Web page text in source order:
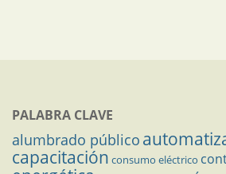
PALABRA CLAVE
alumbrado público
capacitación consumo eléctrico